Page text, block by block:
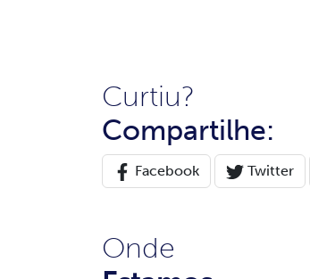
Curtiu?
Compartilhe:
Facebook Twitter
Onde